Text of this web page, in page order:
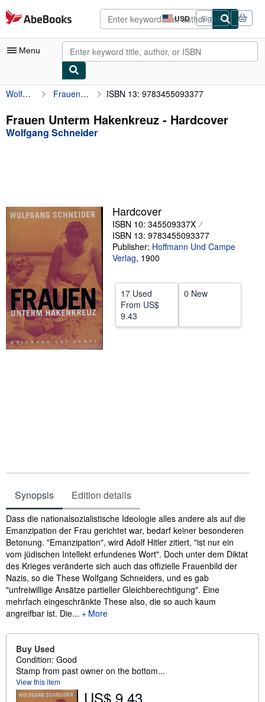
Skip to main content
AbeBooks.com USD
Site
shopping
preferences
Sign in
Menu
My Account
My Purchases
Advanced Search
Textbooks
Start Selling
Help
CLOSE
Wolfgang Schneider Frauen Unterm Hakenkreuz ISBN 13: 9783455093377
Frauen Unterm Hakenkreuz - Hardcover
Wolfgang Schneider
Hardcover
ISBN 10: 345509337X
ISBN 13: 9783455093377
Publisher: Hoffmann Und Campe
Verlag, 1900
17 Used
From US$
9.43
0 New
Synopsis Edition details
Synopsis
Dass die nationalsozialistische Ideologie alles andere als auf die
Emanzipation der Frau gerichtet war, bedarf keiner besonderen
Betonung. "Emanzipation", wird Adolf Hitler zitiert, "ist nur ein
vom jüdischen Intellekt erfundenes Wort". Doch unter dem Diktat
des Krieges veränderte sich auch das offizielle Frauenbild der
Nazis, so die These Wolfgang Schneiders, und es gab
"unfreiwillige Ansätze partieller Gleichberechtigung". Eine
mehrfach eingeschränkte These also, die so auch kaum
angreifbar ist. Die...
More
Buy Used
Condition: Good
Stamp from past owner on the bottom...
View this item
US$ 9.43